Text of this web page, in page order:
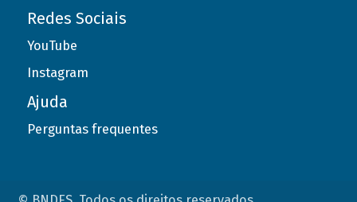
Redes Sociais
YouTube
Instagram
Ajuda
Perguntas frequentes